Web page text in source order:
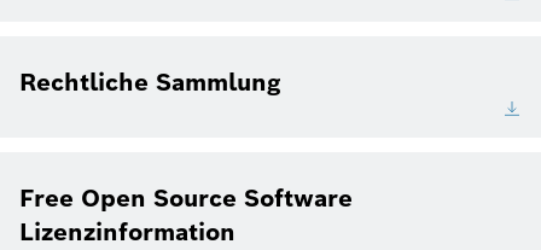
Rechtliche Sammlung
Free Open Source Software
Lizenzinformation